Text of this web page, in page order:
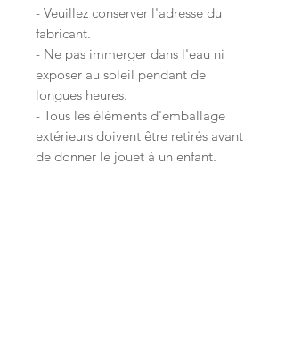
- Veuillez conserver l'adresse du
fabricant.
- Ne pas immerger dans l'eau ni
exposer au soleil pendant de
longues heures.
- Tous les éléments d'emballage
extérieurs doivent être retirés avant
de donner le jouet à un enfant.